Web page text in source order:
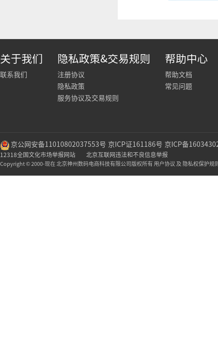
关于我们
联系我们
隐私政策&交易规则
注册协议
隐私政策
服务协议及交易规则
帮助中心
帮助文档
常见问题
京公网安备11010802037553号 京ICP证161186号 京ICP备
12318全国文化市场举报网站 北京互联网违法和不良信息举报
Copyright © 2000-现在 北京神州数码电商科技有限公司版权所有 用户协议 及 隐私权保护规